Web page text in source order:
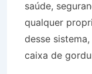
saúde,
qualquer
desse
caixa de